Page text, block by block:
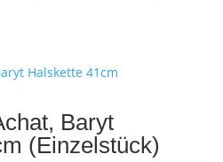
Baryt
(Einzelstück)